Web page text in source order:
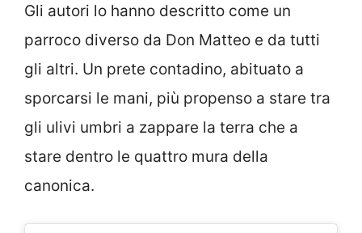
Gli autori lo hanno descritto come un
parroco diverso da Don Matteo e da tutti
gli altri. Un prete contadino, abituato a
sporcarsi le mani, più propenso a stare tra
gli ulivi umbri a zappare la terra che a
stare dentro le quattro mura della
canonica.